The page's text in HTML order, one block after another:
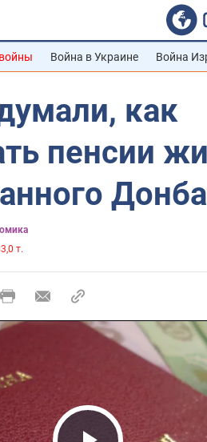
Война в Украине Война
как
пенсии
т.